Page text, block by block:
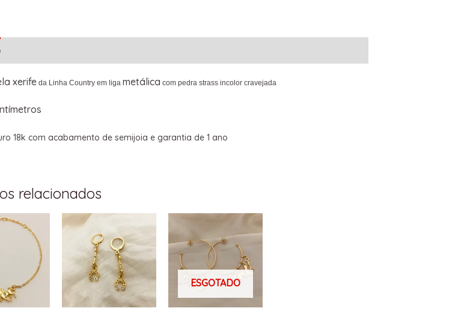
xerifeda Linha Country em liga metálica com pedra strass incolor cravejada
18k com acabamento de semijoia e garantia de 1 ano
relacionados
ESGOTADO